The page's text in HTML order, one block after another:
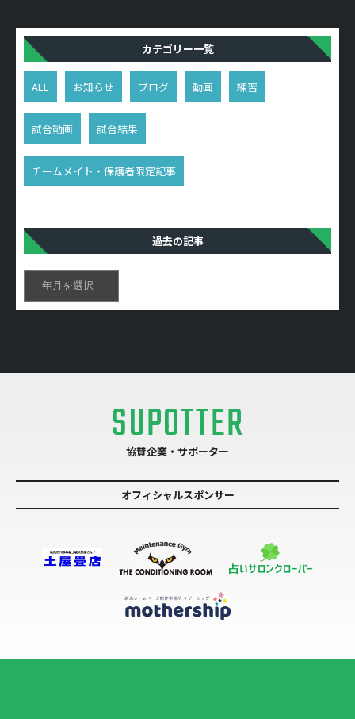
カテゴリー一覧
ALL お知らせ ブログ 動画 練習
試合動画 試合結果
チームメイト・保護者限定記事
過去の記事
SUPOTTER
協賛企業・サポーター
オフィシャルスポンサー